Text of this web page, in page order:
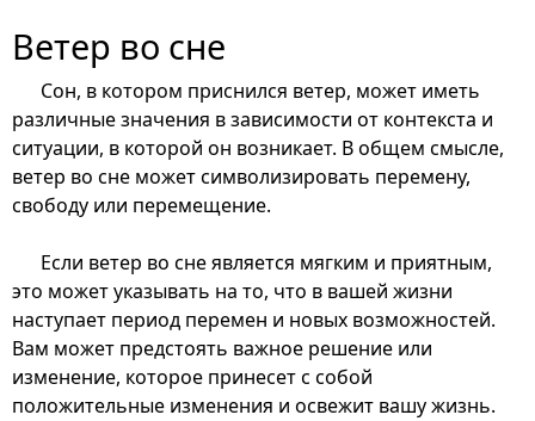
Ветер во сне
Сон, в котором приснился ветер, может иметь
различные значения в зависимости от контекста и
ситуации, в которой он возникает. В общем смысле,
ветер во сне может символизировать перемену,
свободу или перемещение.
Если ветер во сне является мягким и приятным,
это может указывать на то, что в вашей жизни
наступает период перемен и новых возможностей.
Вам может предстоять важное решение или
изменение, которое принесет с собой
положительные изменения и освежит вашу жизнь.